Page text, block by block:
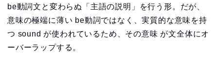
be動詞文と変わらぬ「主語の説明」を行う形。だが、
意味の極端に薄い be動詞ではなく、実質的な意味を持
つ sound が使われているため、その意味 が文全体にオ
ーバーラップする。